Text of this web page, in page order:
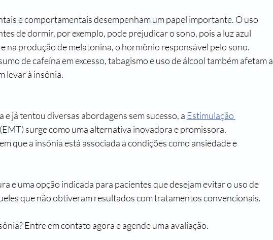
e comportamentais desempenham um papel importante. O uso
de dormir, por exemplo, pode prejudicar o sono, pois a luz azul
na produção de melatonina, o hormônio responsável pelo sono.
de cafeína em excesso, tabagismo e uso de álcool também afetam a
levar à insônia.
e já tentou diversas abordagens sem sucesso, a Estimulação
(EMT) surge como uma alternativa inovadora e promissora,
que a insônia está associada a condições como ansiedade e
e uma opção indicada para pacientes que desejam evitar o uso de
que não obtiveram resultados com tratamentos convencionais.
Entre em contato agora e agende uma avaliação.